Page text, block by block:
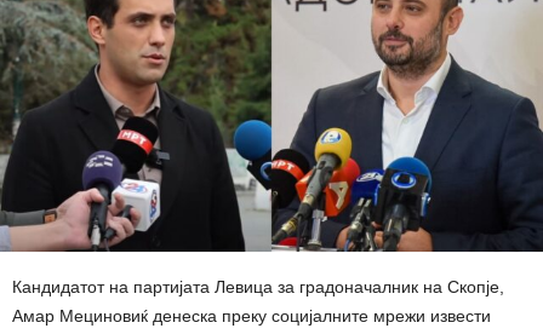
Кандидатот на партијата Левица за градоначалник на Скопје,
Амар Мециновиќ денеска преку социјалните мрежи извести